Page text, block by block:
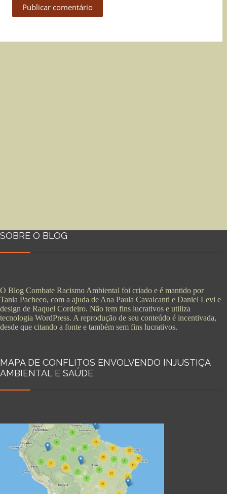
Publicar comentário
SOBRE O BLOG
O Blog Combate Racismo Ambiental foi criado e é mantido por
Tania Pacheco, com a ajuda de Ana Paula Cavalcanti e Daniel Levi e
design de Raquel Cordeiro. Não tem fins lucrativos e utiliza
tecnologia WordPress. A reprodução de seu conteúdo é incentivada,
desde que citando a fonte e também sem fins lucrativos.
MAPA DE CONFLITOS ENVOLVENDO INJUSTIÇA
AMBIENTAL E SAÚDE